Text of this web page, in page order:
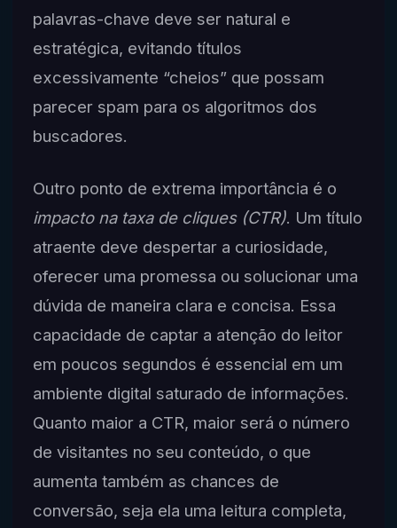
palavras-chave deve ser natural e
estratégica, evitando títulos
excessivamente “cheios” que possam
parecer spam para os algoritmos dos
buscadores.
Outro ponto de extrema importância é o
impacto na taxa de cliques (CTR). Um título
atraente deve despertar a curiosidade,
oferecer uma promessa ou solucionar uma
dúvida de maneira clara e concisa. Essa
capacidade de captar a atenção do leitor
em poucos segundos é essencial em um
ambiente digital saturado de informações.
Quanto maior a CTR, maior será o número
de visitantes no seu conteúdo, o que
aumenta também as chances de
conversão, seja ela uma leitura completa,